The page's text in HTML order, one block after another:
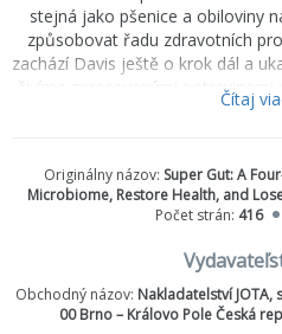
stejná jako pšenice a obiloviny
způsobovat řadu zdravotních
zachází Davis ještě o krok dál a
živíme zpracovanými potravinami
antibiotika, nám ve střevech
stav. Doktor Davis odhalil
současných nemocí. Když u lidí
objevily se u nich zdravotní
Hlavním důsledkem je tzv.
střevě), jež zasahuje jednoho
mnoho našich
Čítaj
Originálny názov: Super Gut: A
Microbiome, Restore Health, and
Počet strán: 416
Obchodný názov: Nakladatelství JOTA,
00 Brno – Královo Pole Česká